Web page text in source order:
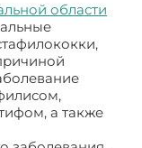
области
а также